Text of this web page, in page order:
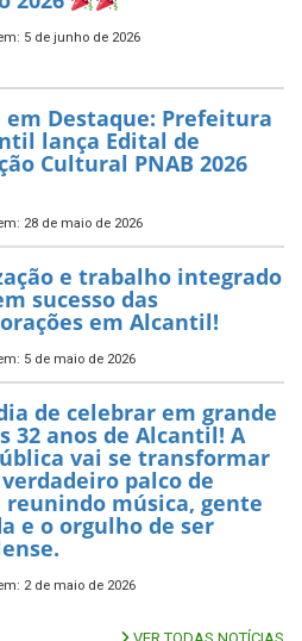
5 de junho de 2026
em Destaque: Prefeitura
lança Edital de
Cultural PNAB 2026
28 de maio de 2026
e trabalho integrado
sucesso das
em Alcantil!
5 de maio de 2026
de celebrar em grande
32 anos de Alcantil! A
vai se transformar
palco de
reunindo música, gente
e o orgulho de ser
2 de maio de 2026